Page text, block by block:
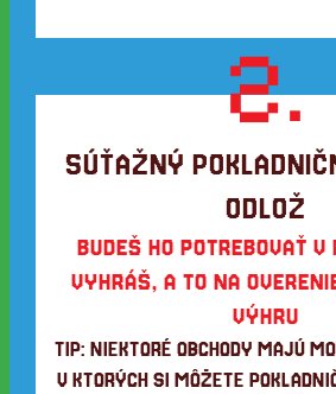
2.
SÚŤAŽNÝ
ODLOŽ
BUDEŠ HO POTREBOVAŤ
VYHRÁŠ, A TO NA
VÝHRU
TIP: NIEKTORÉ OBCHODY MAJÚ
V KTORÝCH SI MÔŽETE